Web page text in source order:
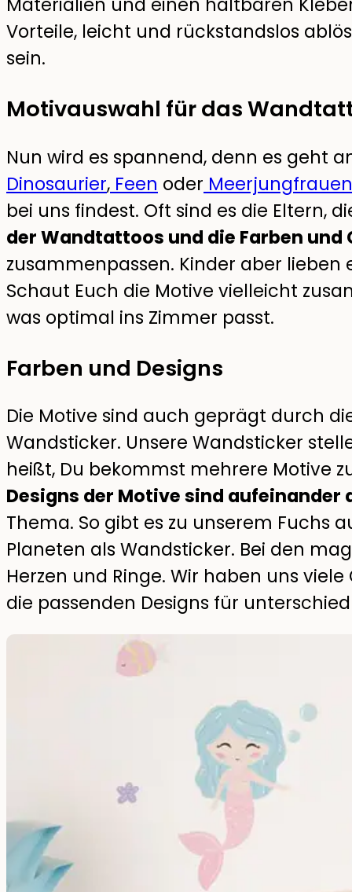
Vorteile, leicht und rückstandslos
sein.
Motivauswahl für das
Nun wird es spannend, denn es geht
Dinosaurier, Feen oder Meerjungfrauen
bei uns findest. Oft sind es die Eltern,
der Wandtattoos und die Farben und
zusammenpassen. Kinder aber
Schaut Euch die Motive vielleicht
was optimal ins Zimmer passt.
Farben und Designs
Die Motive sind auch geprägt durch
Wandsticker. Unsere Wandsticker
heißt, Du bekommst mehrere Motive
Designs der Motive sind
Thema. So gibt es zu unserem Fuchs
Planeten als Wandsticker. Bei den
Herzen und Ringe. Wir haben uns
die passenden Designs für